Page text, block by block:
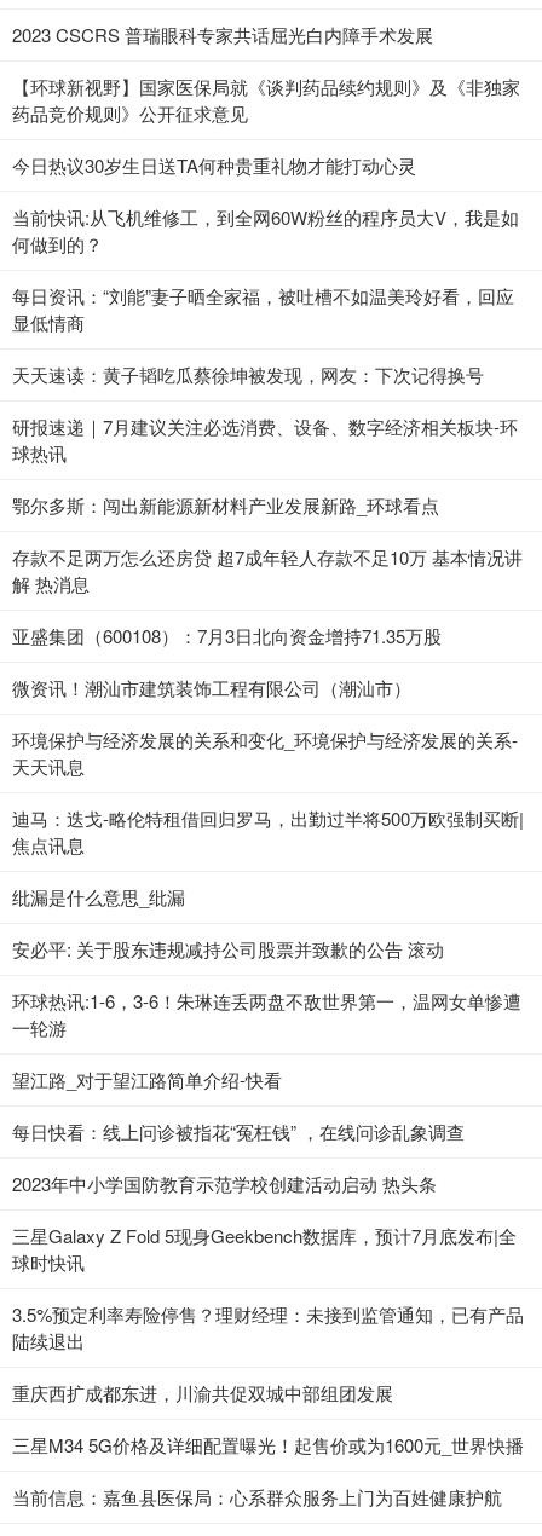
2023 CSCRS 普瑞眼科专家共话屈光白内障手术发展
【环球新视野】国家医保局就《谈判药品续约规则》及《非独家
药品竞价规则》公开征求意见
今日热议30岁生日送TA何种贵重礼物才能打动心灵
当前快讯:从飞机维修工，到全网60W粉丝的程序员大V，我是如
何做到的？
每日资讯：“刘能”妻子晒全家福，被吐槽不如温美玲好看，回应
显低情商
天天速读：黄子韬吃瓜蔡徐坤被发现，网友：下次记得换号
研报速递｜7月建议关注必选消费、设备、数字经济相关板块-环
球热讯
鄂尔多斯：闯出新能源新材料产业发展新路_环球看点
存款不足两万怎么还房贷 超7成年轻人存款不足10万 基本情况讲
解 热消息
亚盛集团（600108）：7月3日北向资金增持71.35万股
微资讯！潮汕市建筑装饰工程有限公司（潮汕市）
环境保护与经济发展的关系和变化_环境保护与经济发展的关系-
天天讯息
迪马：迭戈-略伦特租借回归罗马，出勤过半将500万欧强制买断|
焦点讯息
纰漏是什么意思_纰漏
安必平: 关于股东违规减持公司股票并致歉的公告 滚动
环球热讯:1-6，3-6！朱琳连丢两盘不敌世界第一，温网女单惨遭
一轮游
望江路_对于望江路简单介绍-快看
每日快看：线上问诊被指花“冤枉钱” ，在线问诊乱象调查
2023年中小学国防教育示范学校创建活动启动 热头条
三星Galaxy Z Fold 5现身Geekbench数据库，预计7月底发布|全
球时快讯
3.5%预定利率寿险停售？理财经理：未接到监管通知，已有产品
陆续退出
重庆西扩成都东进，川渝共促双城中部组团发展
三星M34 5G价格及详细配置曝光！起售价或为1600元_世界快播
当前信息：嘉鱼县医保局：心系群众服务上门为百姓健康护航